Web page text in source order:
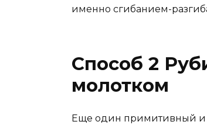
именно сгибанием-
Способ 2
молотком
Еще один примитивный и